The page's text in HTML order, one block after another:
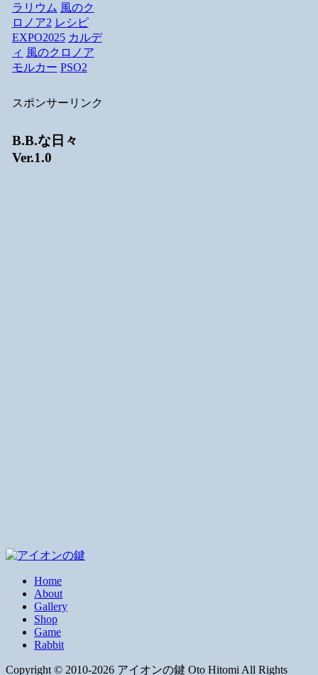
ラリウム 風のク
ロノア2 レシピ
EXPO2025 カルデ
ィ 風のクロノア
モルカー PSO2
スポンサーリンク
B.B.な日々
Ver.1.0
Home
About
Gallery
Shop
Game
Rabbit
Copyright © 2010-2026 アイオンの鍵 Oto Hitomi All Rights